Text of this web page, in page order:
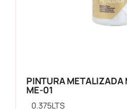
PINTURA METALIZADA
ME-01
0.375LTS